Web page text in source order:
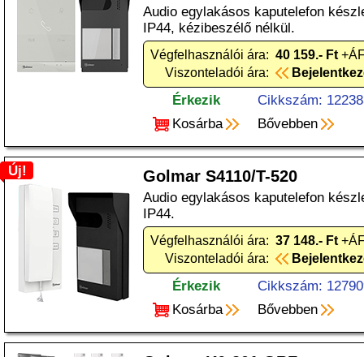
Audio egylakásos kaputelefon
IP44, kézibeszélő nélkül.
Végfelhasználói ára: 40 159.- Ft
Viszonteladói ára:
Érkezik
Cikkszám:
Kosárba
Bővebben
Új! Golmar S4110/T-520
Audio egylakásos kaputelefon
IP44.
Végfelhasználói ára: 37 148.- Ft
Viszonteladói ára:
Érkezik
Cikkszám:
Kosárba
Bővebben